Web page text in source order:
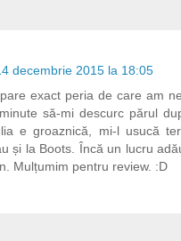
decembrie 2015 la 18:05
exact peria de care am
să-mi descurc părul
e groaznică, mi-l usucă
și la Boots. Încă un lucru
Mulțumim pentru review. :D